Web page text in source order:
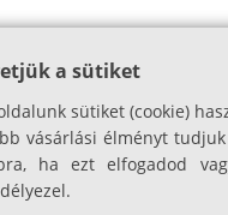
SKU:
a sütiket
sütiket (cookie)
vásárlási élményt
ha ezt elfogadod